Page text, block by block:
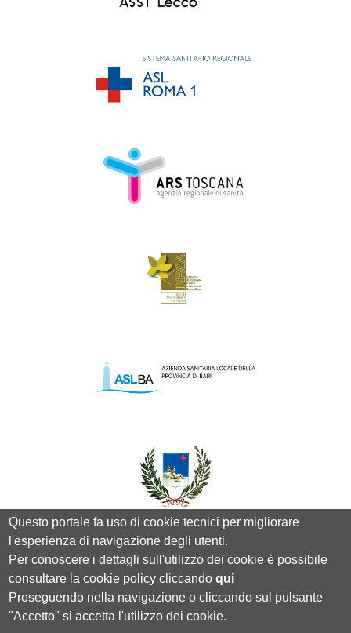
Questo portale fa uso di cookie tecnici per migliorare
l'esperienza di navigazione degli utenti.
Per conoscere i dettagli sull'utilizzo dei cookie è possibile
consultare la cookie policy cliccandoqui
Proseguendo nella navigazione o cliccando sul pulsante
"Accetto" si accetta l'utilizzo dei cookie.